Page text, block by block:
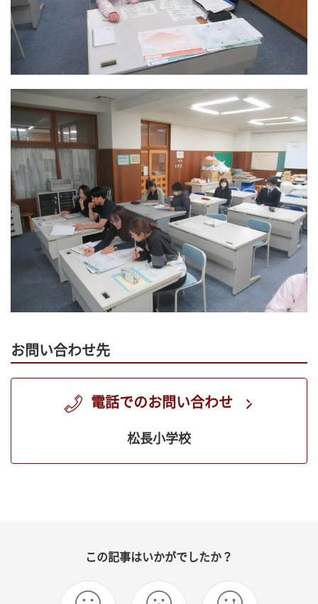
お問い合わせ先
電話でのお問い合わせ
松長小学校
この記事はいかがでしたか？